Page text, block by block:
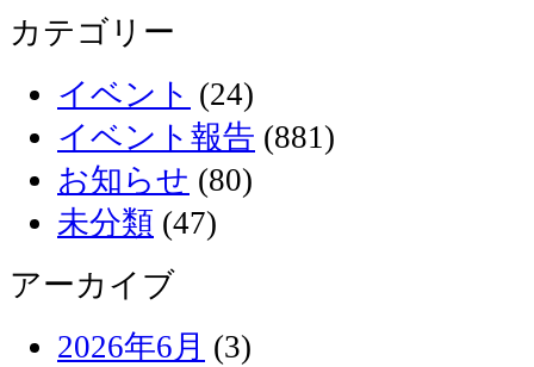
カテゴリー
イベント (24)
イベント報告 (881)
お知らせ (80)
未分類 (47)
アーカイブ
2026年6月 (3)